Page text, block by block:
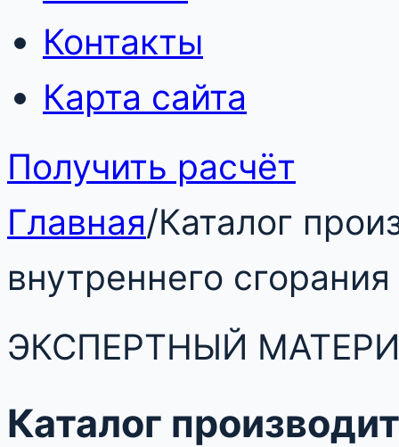
Контакты
Карта сайта
Получить расчёт
Главная/Каталог
внутреннего сгорания
ЭКСПЕРТНЫЙ
Каталог